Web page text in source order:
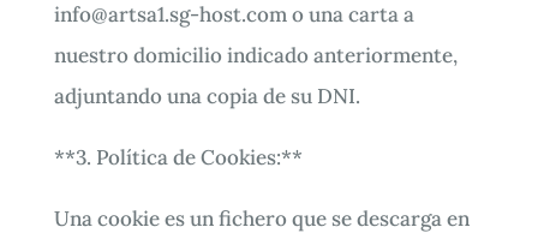
info@artsa1.sg-host.como una carta a
nuestro domicilio indicado anteriormente,
adjuntando una copia de su DNI.
**3. Política de Cookies:**
Una cookie es un fichero que se descarga en